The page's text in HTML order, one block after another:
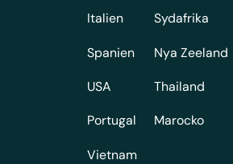
Italien
Spanien
USA
Portugal
Vietnam
Sydafrika
Nya Zeeland
Thailand
Marocko